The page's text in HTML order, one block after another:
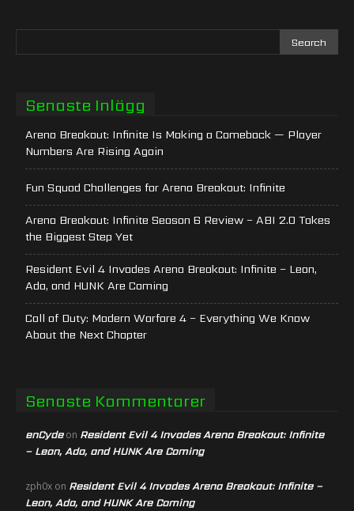
Senaste Inlägg
Arena Breakout: Infinite Is Making a Comeback — Player
Numbers Are Rising Again
Fun Squad Challenges for Arena Breakout: Infinite
Arena Breakout: Infinite Season 6 Review – ABI 2.0 Takes
the Biggest Step Yet
Resident Evil 4 Invades Arena Breakout: Infinite – Leon,
Ada, and HUNK Are Coming
Call of Duty: Modern Warfare 4 – Everything We Know
About the Next Chapter
Senaste Kommentarer
enCydeon Resident Evil 4 Invades Arena Breakout: Infinite
– Leon, Ada, and HUNK Are Coming
zph0x on Resident Evil 4 Invades Arena Breakout: Infinite –
Leon, Ada, and HUNK Are Coming